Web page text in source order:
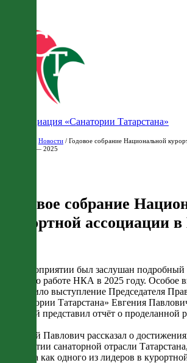
Ассоциация «Санатории Татарстана»
Новости / Годовое собрание Национальной
Москве — 2025
Годовое собрание
курортной ассоциации
На мероприятии был заслушан
доклад о работе НКА в 2025 году. Особое
заслужило выступление Председателя
«Санатории Татарстана» Евгения
который представил отчёт о проделанной
Евгений Павлович рассказал о
и развитии санаторной отрасли
региона как одного из лидеров в